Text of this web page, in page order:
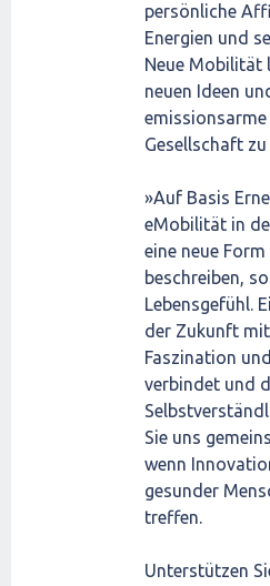
persönliche
Energien und
Neue Mobilität
neuen Ideen
Gesellschaft
»Auf Basis
eMobilität in
eine neue
beschreiben,
Lebensgefühl.
der Zukunft
Faszination
verbindet und
Sie uns
wenn
gesunder
treffen.
Unterstützen